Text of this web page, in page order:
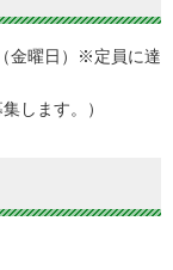
金曜日）※定員に達
します。）